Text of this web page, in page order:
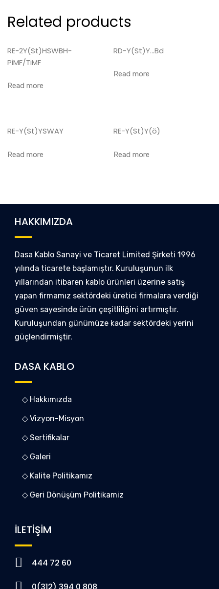
Related products
RE-2Y(St)HSWBH-
PiMF/TiMF
Read more
RD-Y(St)Y…Bd
Read more
RE-Y(St)YSWAY
Read more
RE-Y(St)Y(ö)
Read more
HAKKIMIZDA
Dasa Kablo Sanayi ve Ticaret Limited Şirketi 1996
yılında ticarete başlamıştır. Kuruluşunun ilk
yıllarından itibaren kablo ürünleri üzerine satış
yapan firmamız sektördeki üretici firmalara verdiği
güven sayesinde ürün çeşitliliğini artırmıştır.
Kuruluşundan günümüze kadar sektördeki yerini
güçlendirmiştir.
DASA KABLO
◇ Hakkımızda
◇ Vizyon-Misyon
◇ Sertifikalar
◇ Galeri
◇ Kalite Politikamız
◇ Geri Dönüşüm Politikamiz
İLETİŞİM
444 72 60
0(312) 394 0 808